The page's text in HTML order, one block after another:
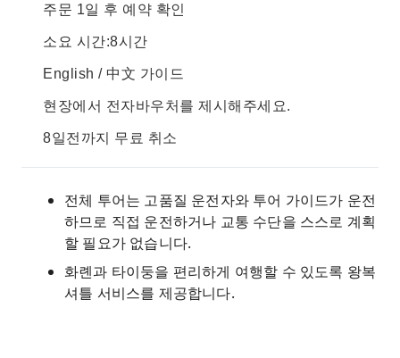
주문 1일 후 예약 확인
소요 시간:8시간
English / 中文 가이드
현장에서 전자바우처를 제시해주세요.
8일전까지 무료 취소
전체 투어는 고품질 운전자와 투어 가이드가 운전
하므로 직접 운전하거나 교통 수단을 스스로 계획
할 필요가 없습니다.
화롄과 타이둥을 편리하게 여행할 수 있도록 왕복
셔틀 서비스를 제공합니다.